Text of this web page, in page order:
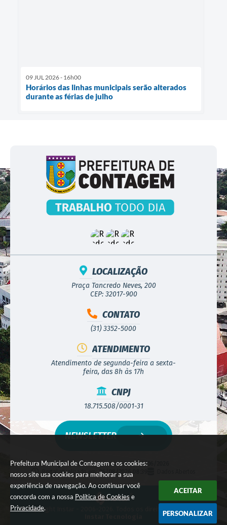
Prefeitura Municipal de Contagem e os cookies:
nosso site usa cookies para melhorar a sua
experiência de navegação. Ao continuar você
concorda com a nossa Política de Cookies e
Privacidade.
ACEITAR
PERSONALIZAR
09 JUL 2026 - 16h00
Horários das linhas municipais serão alterados
durante as férias de julho
LOCALIZAÇÃO
Praça Tancredo Neves, 200
CEP: 32017-900
CONTATO
(31) 3352-5000
ATENDIMENTO
Atendimento de segunda-feira a sexta-
feira, das 8h às 17h
CNPJ
18.715.508/0001-31
Versão do Sistema:3.5.3 - 19/06/2026
Portal atualizado em:
06/08/2026 08:39
NEWSLETTER
© Copyright Instar - 2006-2026. Todos os direitos reservados -